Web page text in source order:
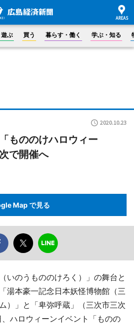
遊ぶ 買う 暮らす・働く 学ぶ・知る
2020.10.23
もののけハロウィー
で開催へ
Map で見る
いのうもののけろく）」の舞台と
湯本豪一記念日本妖怪博物館（三
）」と「卑弥呼蔵」（三次市三次
ハロウィーンイベント「ものの